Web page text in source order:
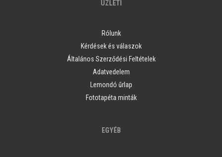
ÜZLETI
Rólunk
Kérdések és válaszok
Általános Szerződési Feltételek
Adatvedelem
Lemondó űrlap
Fototapéta minták
EGYÉB